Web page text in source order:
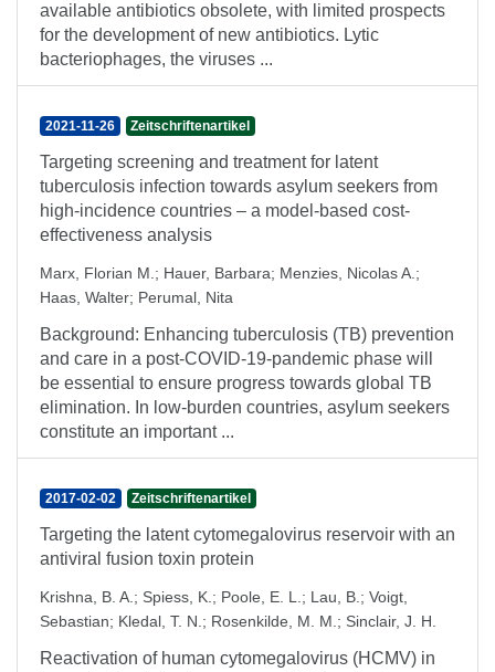
available antibiotics obsolete, with limited prospects
for the development of new antibiotics. Lytic
bacteriophages, the viruses ...
2021-11-26 Zeitschriftenartikel
Targeting screening and treatment for latent
tuberculosis infection towards asylum seekers from
high-incidence countries – a model-based cost-
effectiveness analysis
Marx, Florian M. ; Hauer, Barbara; Menzies, Nicolas A. ;
Haas, Walter; Perumal, Nita
Background: Enhancing tuberculosis (TB) prevention
and care in a post-COVID-19-pandemic phase will
be essential to ensure progress towards global TB
elimination. In low-burden countries, asylum seekers
constitute an important ...
2017-02-02 Zeitschriftenartikel
Targeting the latent cytomegalovirus reservoir with an
antiviral fusion toxin protein
Krishna, B. A. ; Spiess, K. ; Poole, E. L. ; Lau, B. ; Voigt,
Sebastian; Kledal, T. N. ; Rosenkilde, M. M. ; Sinclair, J. H.
Reactivation of human cytomegalovirus (HCMV) in